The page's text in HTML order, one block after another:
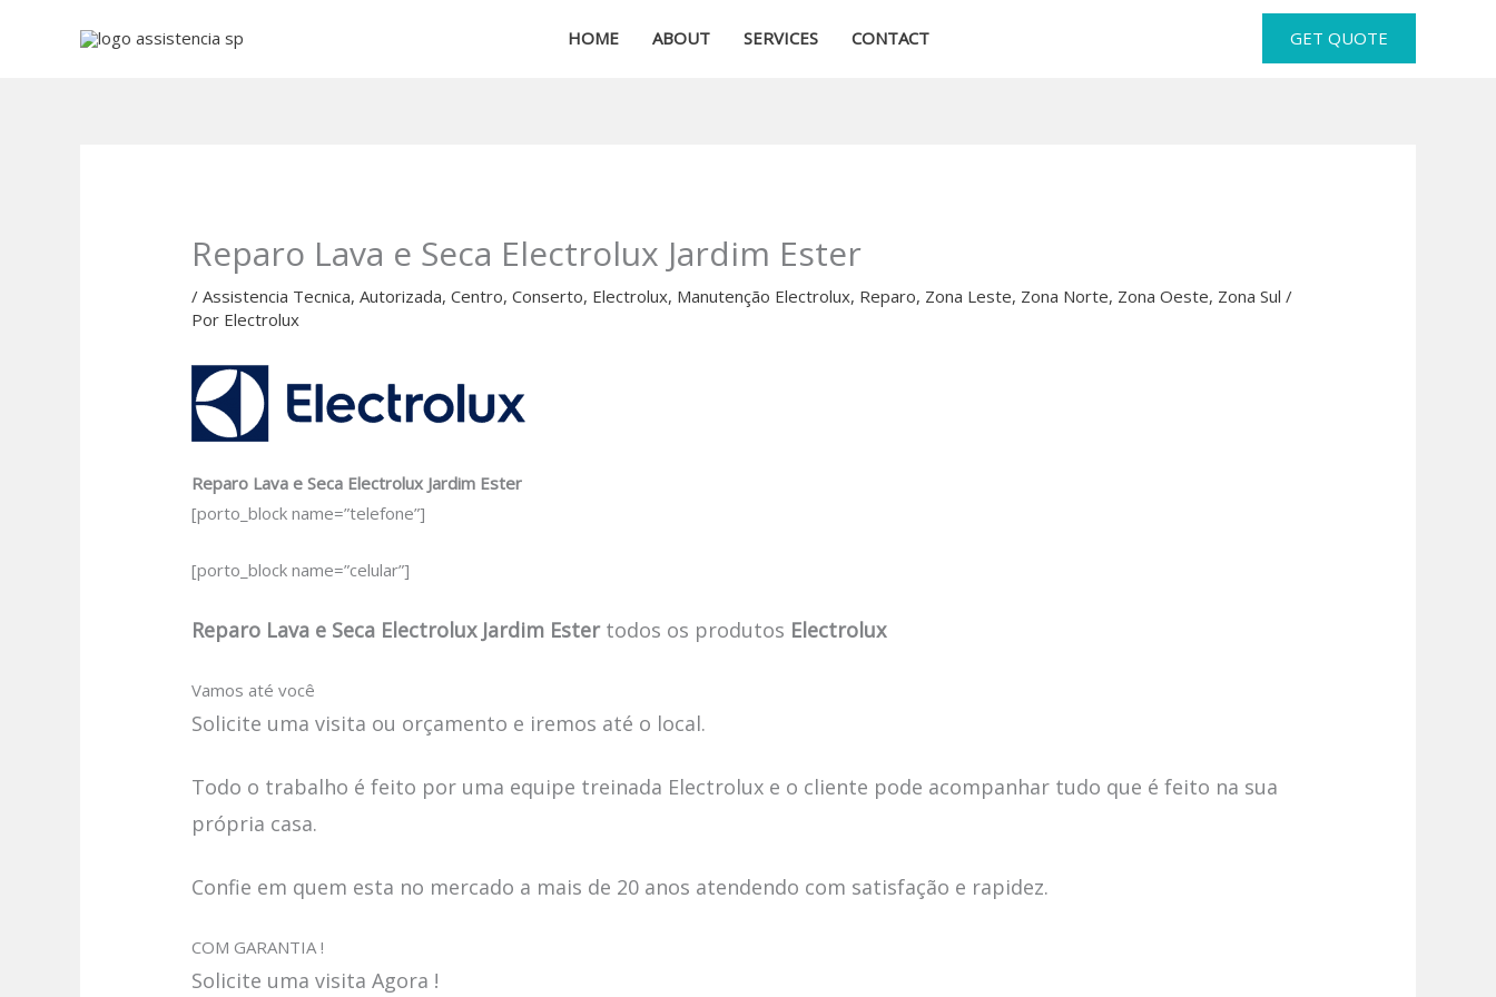
HOME ABOUT SERVICES CONTACT GET QUOTE
Reparo Lava e Seca Electrolux Jardim Ester
/Assistencia Tecnica,Autorizada,Centro,Conserto, Electrolux, Manutenção Electrolux, Reparo, Zona Leste, Zona Norte, Zona Oeste, Zona Sul /
Por Electrolux
Reparo Lava e Seca Electrolux Jardim Ester
[porto_block name=”telefone”]
[porto_block name=”celular”]
Reparo Lava e Seca Electrolux Jardim Estertodos os produtos Electrolux
Vamos até você
Solicite uma visita ou orçamento e iremos até o local.
Todo o trabalho é feito por uma equipe treinada Electrolux e o cliente pode acompanhar tudo que é feito na sua
própria casa.
Confie em quem esta no mercado a mais de 20 anos atendendo com satisfação e rapidez.
COM GARANTIA !
Solicite uma visita Agora !